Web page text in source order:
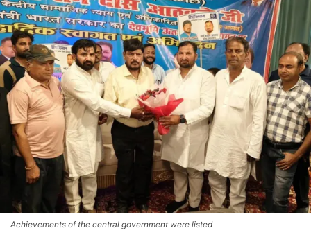
Achievements of the central government were listed